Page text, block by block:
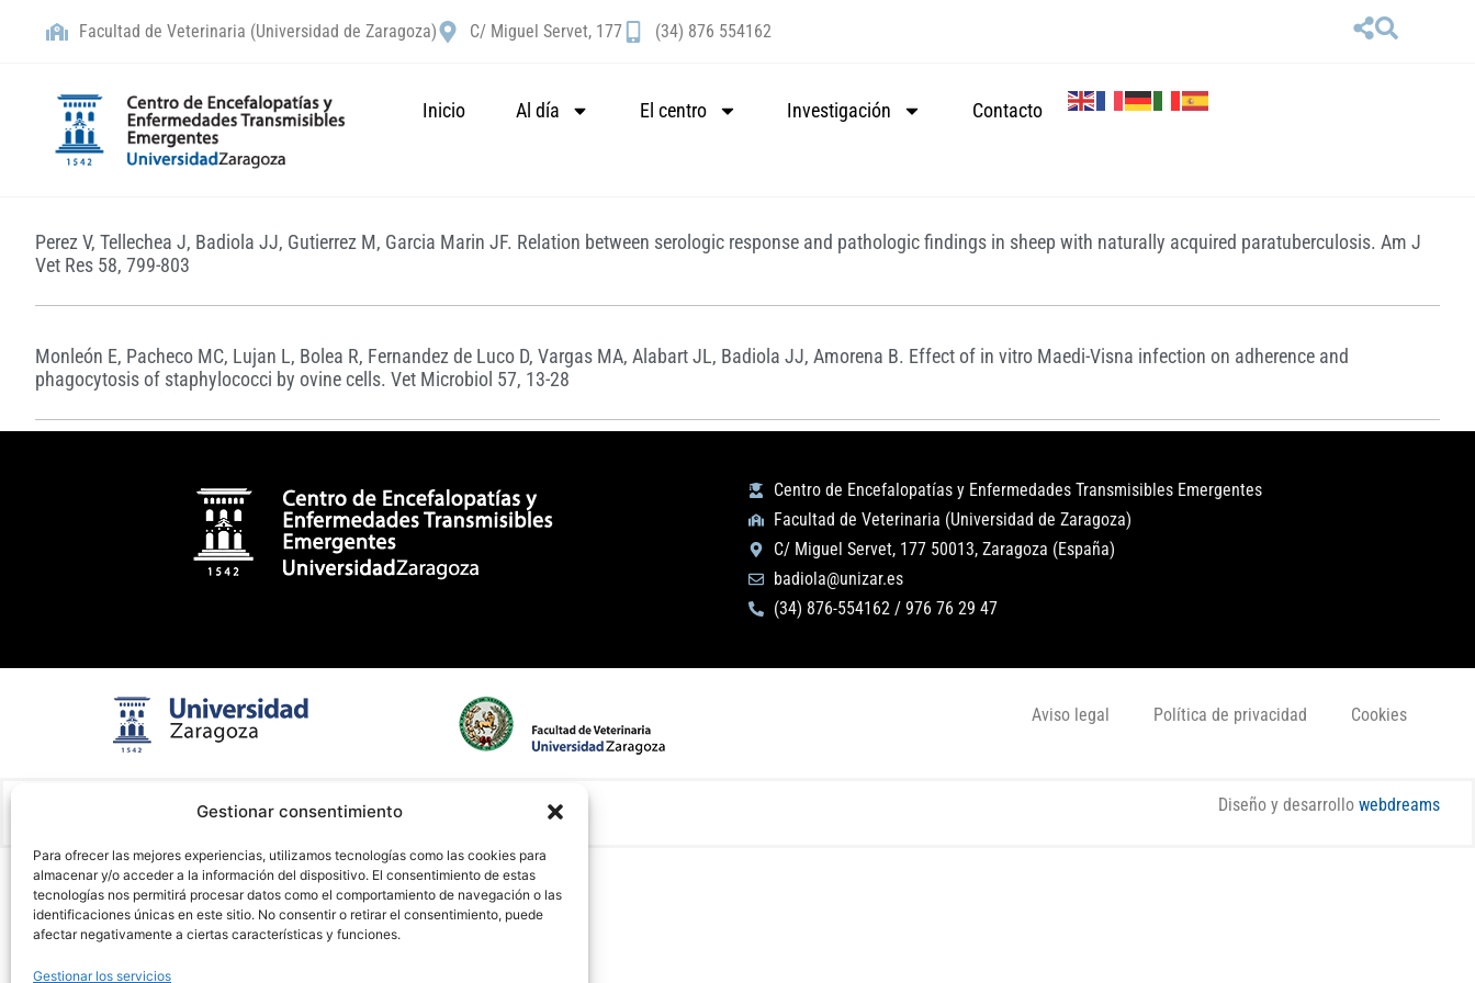
Gestionar consentimiento
Para ofrecer las mejores experiencias, utilizamos tecnologías como las cookies para
almacenar y/o acceder a la información del dispositivo. El consentimiento de estas
tecnologías nos permitirá procesar datos como el comportamiento de navegación o las
identificaciones únicas en este sitio. No consentir o retirar el consentimiento, puede
afectar negativamente a ciertas características y funciones.
Gestionar los servicios
Facultad de Veterinaria (Universidad de Zaragoza) C/ Miguel Servet, 177 (34) 876 554162
Inicio Al día El centro Investigación Contacto
Perez V, Tellechea J, Badiola JJ, Gutierrez M, Garcia Marin JF. Relation between serologic response and pathologic findings in sheep with naturally acquired paratuberculosis. Am J
Vet Res 58, 799-803
Monleón E, Pacheco MC, Lujan L, Bolea R, Fernandez de Luco D, Vargas MA, Alabart JL, Badiola JJ, Amorena B. Effect of in vitro Maedi-Visna infection on adherence and
phagocytosis of staphylococci by ovine cells. Vet Microbiol 57, 13-28
Centro de Encefalopatías y Enfermedades Transmisibles Emergentes
Facultad de Veterinaria (Universidad de Zaragoza)
C/ Miguel Servet, 177 50013, Zaragoza (España)
badiola@unizar.es
(34) 876-554162 / 976 76 29 47
Aviso legal Política de privacidad Cookies
Diseño y desarrollo webdreams